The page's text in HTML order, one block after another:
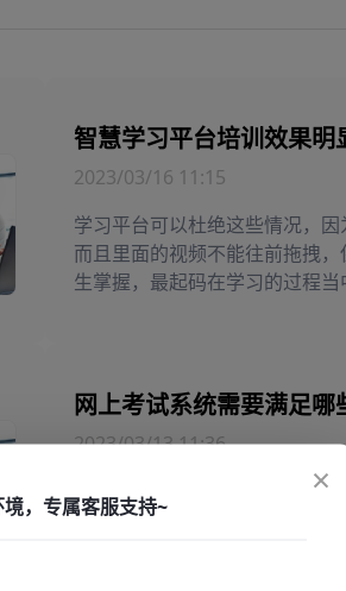
智慧学习平台培训效果明
2023/03/16 11:15
学习平台可以杜绝这些情况，因
而且里面的视频不能往前拖拽
生掌握，最起码在学习的过程
网上考试系统需要满足哪
2023/03/13 11:36
当需要开展网站学习检测的时
实是很关键的。而把握系统过
为了很多人都关注的一个系统
×
，专属客服支持~